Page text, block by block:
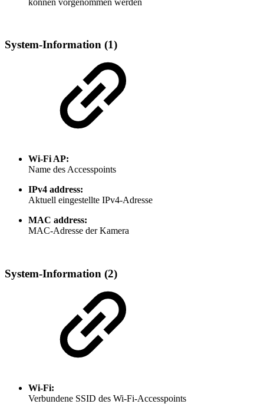
System-Information (1)
Wi-Fi AP:
Name des Accesspoints
IPv4 address:
Aktuell eingestellte IPv4-Adresse
MAC address:
MAC-Adresse der Kamera
System-Information (2)
Wi-Fi:
Verbundene SSID des Wi-Fi-Accesspoints